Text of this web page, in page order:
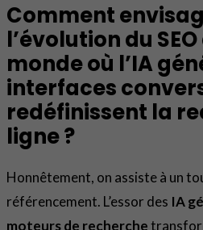
Comment
l’évolution du
monde où l’IA
interfaces
redéfinissent la
ligne ?
Honnêtement, on assiste à un
référencement. L’essor des IA
moteurs de recherche